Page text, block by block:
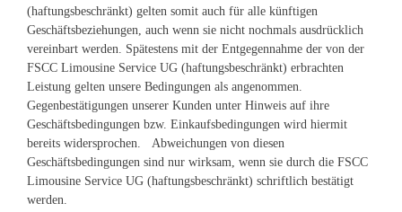
(haftungsbeschränkt) gelten somit auch für alle künftigen
Geschäftsbeziehungen, auch wenn sie nicht nochmals ausdrücklich
vereinbart werden. Spätestens mit der Entgegennahme der von der
FSCC Limousine Service UG (haftungsbeschränkt) erbrachten
Leistung gelten unsere Bedingungen als angenommen.
Gegenbestätigungen unserer Kunden unter Hinweis auf ihre
Geschäftsbedingungen bzw. Einkaufsbedingungen wird hiermit
bereits widersprochen. Abweichungen von diesen
Geschäftsbedingungen sind nur wirksam, wenn sie durch die FSCC
Limousine Service UG (haftungsbeschränkt) schriftlich bestätigt
werden.